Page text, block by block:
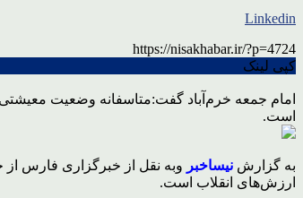
Linkedin
https://nisakhabar.ir/?p=4724
کپی لینک
امام جمعه خرم‌آباد گفت:متاسفانه وضعیت
است.
به گزارش نیساخبر وبه نقل از خبرگزاری فارس از
ارزش‌های انقلاب است.